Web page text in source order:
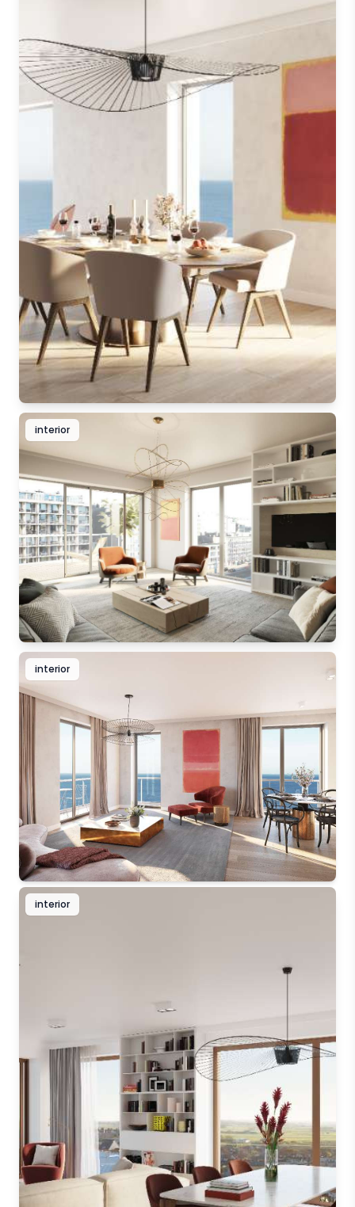
interior
interior
interior